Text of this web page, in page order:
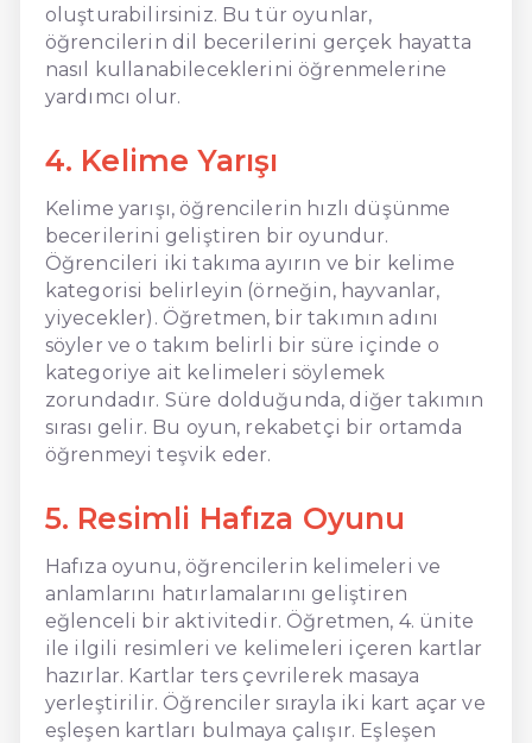
oluşturabilirsiniz. Bu tür oyunlar,
öğrencilerin dil becerilerini gerçek hayatta
nasıl kullanabileceklerini öğrenmelerine
yardımcı olur.
4. Kelime Yarışı
Kelime yarışı, öğrencilerin hızlı düşünme
becerilerini geliştiren bir oyundur.
Öğrencileri iki takıma ayırın ve bir kelime
kategorisi belirleyin (örneğin, hayvanlar,
yiyecekler). Öğretmen, bir takımın adını
söyler ve o takım belirli bir süre içinde o
kategoriye ait kelimeleri söylemek
zorundadır. Süre dolduğunda, diğer takımın
sırası gelir. Bu oyun, rekabetçi bir ortamda
öğrenmeyi teşvik eder.
5. Resimli Hafıza Oyunu
Hafıza oyunu, öğrencilerin kelimeleri ve
anlamlarını hatırlamalarını geliştiren
eğlenceli bir aktivitedir. Öğretmen, 4. ünite
ile ilgili resimleri ve kelimeleri içeren kartlar
hazırlar. Kartlar ters çevrilerek masaya
yerleştirilir. Öğrenciler sırayla iki kart açar ve
eşleşen kartları bulmaya çalışır. Eşleşen